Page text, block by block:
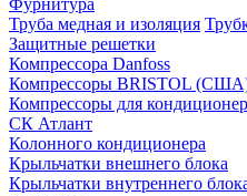
Фурнитура
Труба медная и изоляция
Защитные решетки
Компрессора Danfoss
Компрессоры BRISTOL
Компрессоры для
СК Атлант
Колонного кондиционера
Крыльчатки внешнего блока
Крыльчатки внутреннего